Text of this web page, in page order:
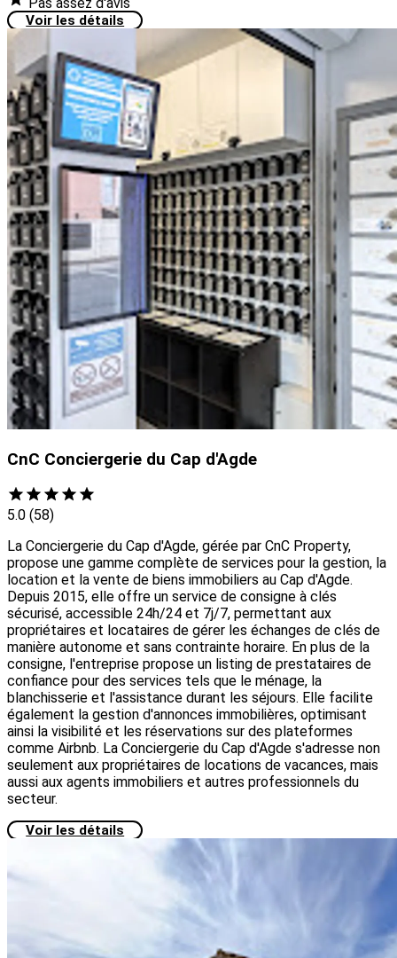
Pas assez d'avis
Voir les détails
CnC Conciergerie du Cap d'Agde
5.0 (58)
La Conciergerie du Cap d'Agde, gérée par CnC Property,
propose une gamme complète de services pour la gestion, la
location et la vente de biens immobiliers au Cap d'Agde.
Depuis 2015, elle offre un service de consigne à clés
sécurisé, accessible 24h/24 et 7j/7, permettant aux
propriétaires et locataires de gérer les échanges de clés de
manière autonome et sans contrainte horaire. En plus de la
consigne, l'entreprise propose un listing de prestataires de
confiance pour des services tels que le ménage, la
blanchisserie et l'assistance durant les séjours. Elle facilite
également la gestion d'annonces immobilières, optimisant
ainsi la visibilité et les réservations sur des plateformes
comme Airbnb. La Conciergerie du Cap d'Agde s'adresse non
seulement aux propriétaires de locations de vacances, mais
aussi aux agents immobiliers et autres professionnels du
secteur.
Voir les détails